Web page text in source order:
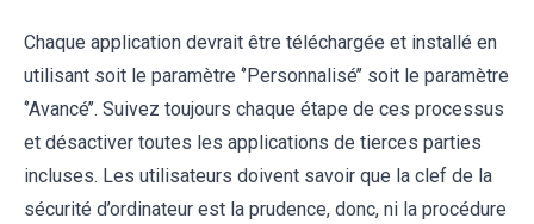
Chaque application devrait être téléchargée et installé en
utilisant soit le paramètre ‘’Personnalisé’’ soit le paramètre
‘’Avancé’’. Suivez toujours chaque étape de ces processus
et désactiver toutes les applications de tierces parties
incluses. Les utilisateurs doivent savoir que la clef de la
sécurité d’ordinateur est la prudence, donc, ni la procédure